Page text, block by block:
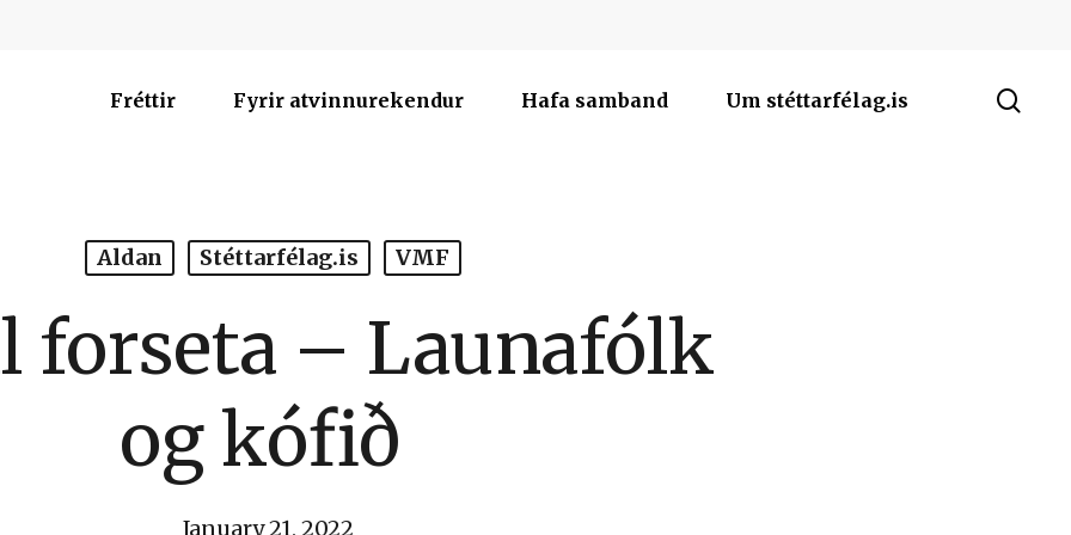
Fréttir Fyrir atvinnurekendur Hafa samband Um stéttarfélag.is
Aldan Stéttarfélag.is VMF
forseta – Launafólk
og kófið
January 21, 2022